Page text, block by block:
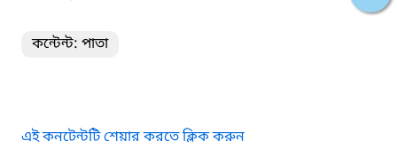
কন্টেন্ট: পাতা
এই কনটেন্টটি শেয়ার করতে ক্লিক করুন